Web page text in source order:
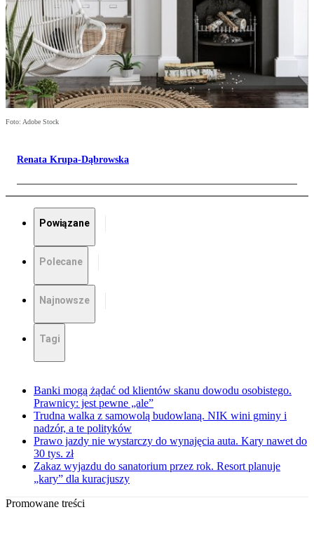
Foto: Adobe Stock
Renata Krupa-Dąbrowska
Powiązane
Polecane
Najnowsze
Tagi
Banki mogą żądać od klientów skanu dowodu osobistego.
Prawnicy: jest pewne „ale”
Trudna walka z samowolą budowlaną. NIK wini gminy i
nadzór, a te polityków
Prawo jazdy nie wystarczy do wynajęcia auta. Kary nawet do
30 tys. zł
Zakaz wyjazdu do sanatorium przez rok. Resort planuje
„kary” dla kuracjuszy
Promowane treści